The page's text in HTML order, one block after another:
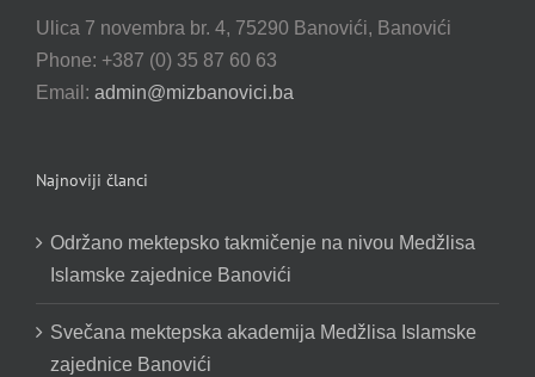
Ulica 7 novembra br. 4, 75290 Banovići, Banovići
Phone: +387 (0) 35 87 60 63
Email: admin@mizbanovici.ba
Najnoviji članci
Održano mektepsko takmičenje na nivou Medžlisa
Islamske zajednice Banovići
Svečana mektepska akademija Medžlisa Islamske
zajednice Banovići